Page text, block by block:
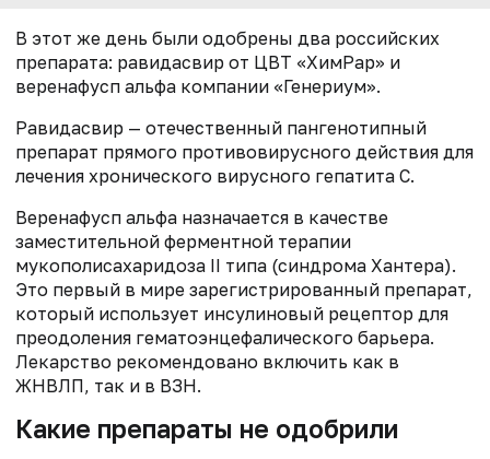
В этот же день были одобрены два российских
препарата: равидасвир от ЦВТ «ХимРар» и
веренафусп альфа компании «Генериум».
Равидасвир — отечественный пангенотипный
препарат прямого противовирусного действия для
лечения хронического вирусного гепатита С.
Веренафусп альфа назначается в качестве
заместительной ферментной терапии
мукополисахаридоза II типа (синдрома Хантера).
Это первый в мире зарегистрированный препарат,
который использует инсулиновый рецептор для
преодоления гематоэнцефалического барьера.
Лекарство рекомендовано включить как в
ЖНВЛП, так и в ВЗН.
Какие препараты не одобрили